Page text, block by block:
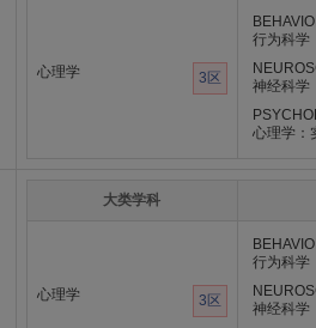
心理学 3区
行为科学
神经科学
心理学：
大类学科
心理学 3区
行为科学
神经科学